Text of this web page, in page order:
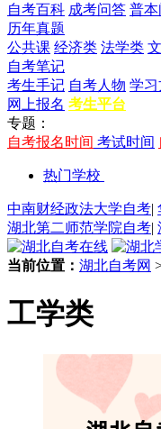
自考百科 成考问答 普
历年真题
公共课 经济类 法学类
自考笔记
考生手记 自考人物 学
网上报名 考生平台
专题：
自考报名时间 考试时间
热门学校
中南财经政法大学自考|
湖北第二师范学院自考|
当前位置： 湖北自考网
工学类